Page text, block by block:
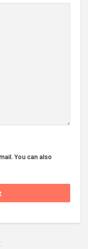
You can also